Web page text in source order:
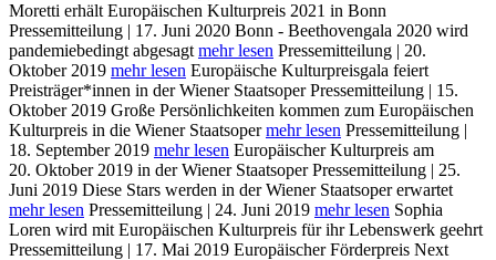
Moretti erhält Europäischen Kulturpreis 2021 in Bonn
Pressemitteilung | 17. Juni 2020 Bonn - Beethovengala 2020 wird
pandemiebedingt abgesagt mehr lesen Pressemitteilung | 20.
Oktober 2019 mehr lesen Europäische Kulturpreisgala feiert
Preisträger*innen in der Wiener StaatsoperPressemitteilung | 15.
Oktober 2019 Große Persönlichkeiten kommen zum Europäischen
Kulturpreis in die Wiener Staatsopermehr lesen Pressemitteilung |
18. September 2019 mehr lesen Europäischer Kulturpreis am
20. Oktober 2019 in der Wiener StaatsoperPressemitteilung | 25.
Juni 2019 Diese Stars werden in der Wiener Staatsoper erwartet
mehr lesen Pressemitteilung | 24. Juni 2019 mehr lesen Sophia
Loren wird mit Europäischen Kulturpreis für ihr Lebenswerk geehrt
Pressemitteilung | 17. Mai 2019 Europäischer Förderpreis Next